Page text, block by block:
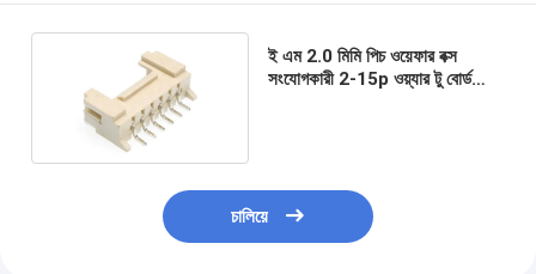
ই এম 2.0 মিমি পিচ ওয়েফার বক্স
সংযোগকারী 2-15p ওয়্যার টু বোর্ড
চালিয়ে